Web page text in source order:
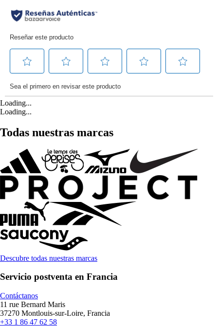
Loading...
Loading...
Todas nuestras marcas
Descubre todas nuestras marcas
Servicio postventa en Francia
Contáctanos
11 rue Bernard Maris
37270 Montlouis-sur-Loire, Francia
+33 1 86 47 62 58